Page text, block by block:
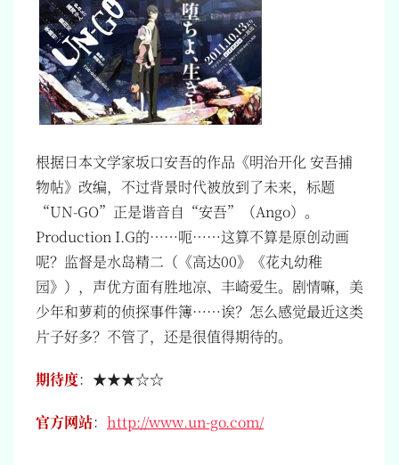
根据日本文学家坂口安吾的作品《明治开化 安吾捕
物帖》改编，不过背景时代被放到了未来，标题
“UN-GO”正是谐音自“安吾”（Ango）。
Production I.G的……呃……这算不算是原创动画
呢？监督是水岛精二（《高达00》《花丸幼稚
园》），声优方面有胜地凉、丰崎爱生。剧情嘛，美
少年和萝莉的侦探事件簿……诶？怎么感觉最近这类
片子好多？不管了，还是很值得期待的。
期待度：★★★☆☆
官方网站： http://www.un-go.com/